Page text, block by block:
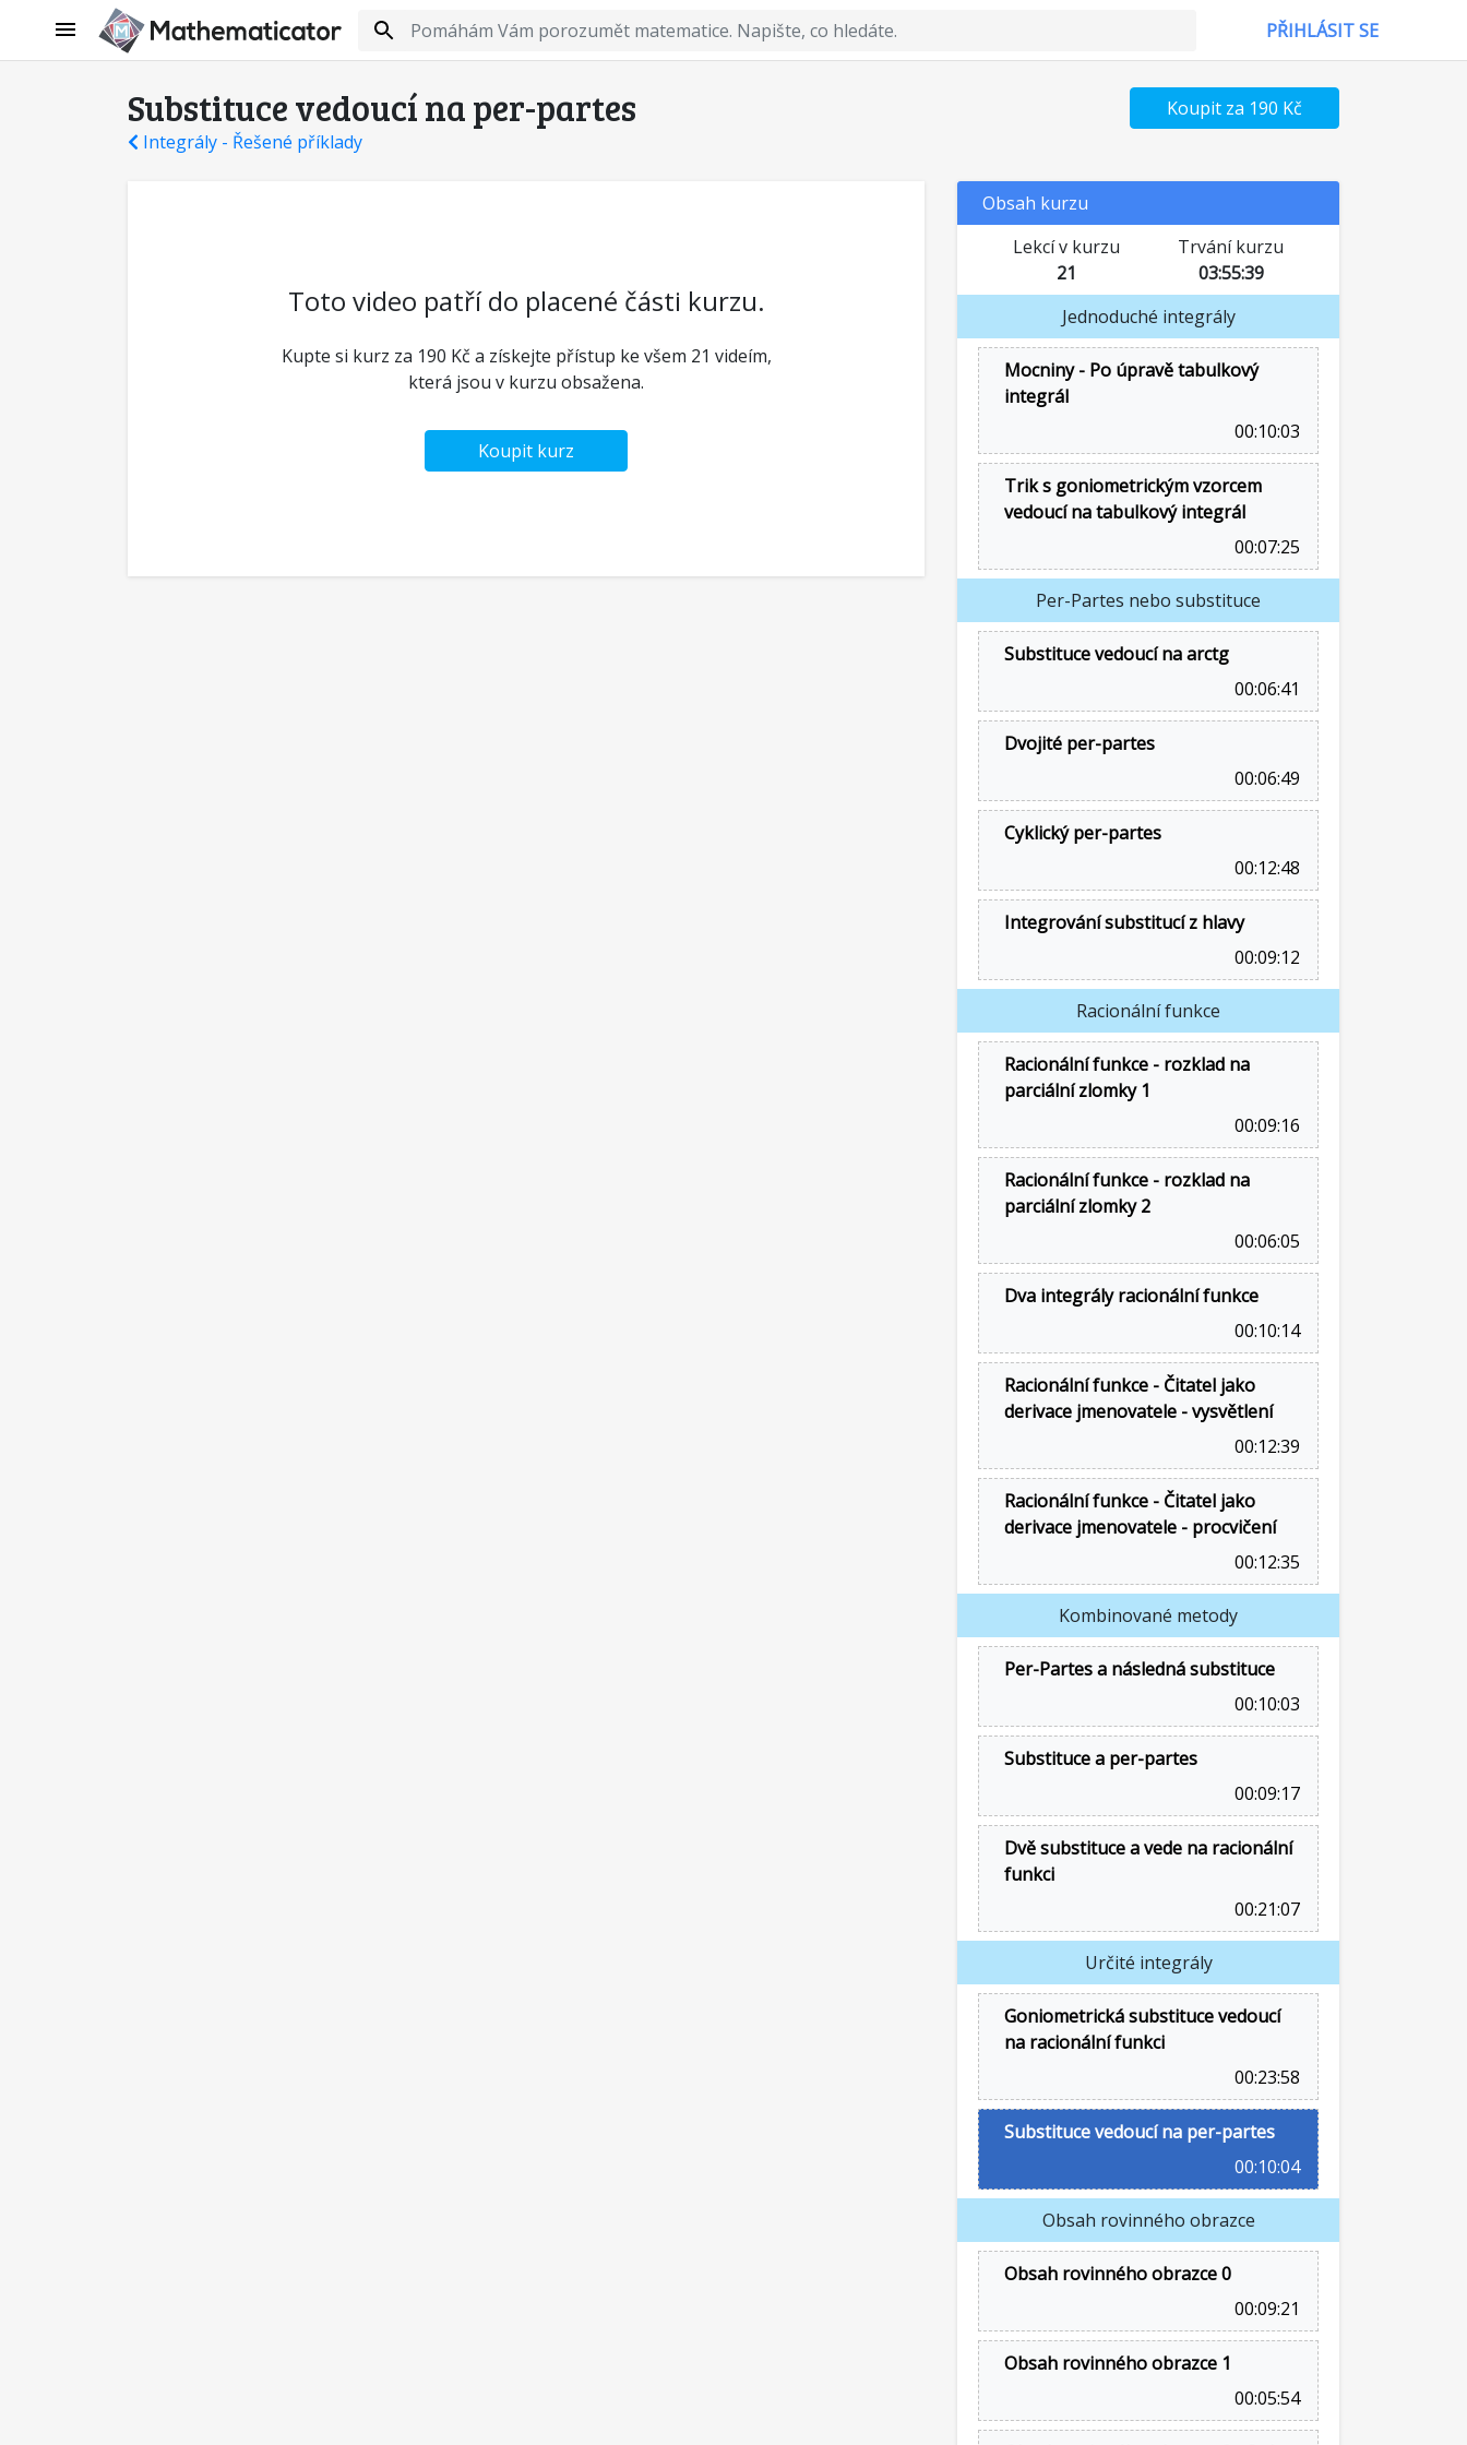
PŘIHLÁSIT SE
Substituce vedoucí na per-partes
Integrály - Řešené příklady
Koupit za 190 Kč
Toto video patří do placené části kurzu.
Kupte si kurz za 190 Kč a získejte přístup ke všem 21 videím,
která jsou v kurzu obsažena.
Koupit kurz
Obsah kurzu
Lekcí v kurzu
21
Trvání kurzu
03:55:39
Jednoduché integrály
Mocniny - Po úpravě tabulkový
integrál
00:10:03
Trik s goniometrickým vzorcem
vedoucí na tabulkový integrál
00:07:25
Per-Partes nebo substituce
Substituce vedoucí na arctg
00:06:41
Dvojité per-partes
00:06:49
Cyklický per-partes
00:12:48
Integrování substitucí z hlavy
00:09:12
Racionální funkce
Racionální funkce - rozklad na
parciální zlomky 1
00:09:16
Racionální funkce - rozklad na
parciální zlomky 2
00:06:05
Dva integrály racionální funkce
00:10:14
Racionální funkce - Čitatel jako
derivace jmenovatele - vysvětlení
00:12:39
Racionální funkce - Čitatel jako
derivace jmenovatele - procvičení
00:12:35
Kombinované metody
Per-Partes a následná substituce
00:10:03
Substituce a per-partes
00:09:17
Dvě substituce a vede na racionální
funkci
00:21:07
Určité integrály
Goniometrická substituce vedoucí
na racionální funkci
00:23:58
Substituce vedoucí na per-partes
00:10:04
Obsah rovinného obrazce
Obsah rovinného obrazce 0
00:09:21
Obsah rovinného obrazce 1
00:05:54